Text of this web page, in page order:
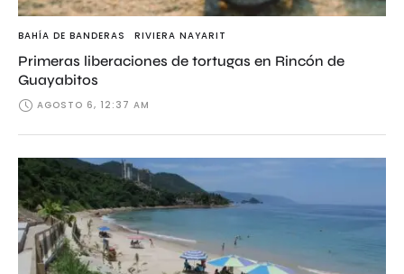
BAHÍA DE BANDERAS RIVIERA NAYARIT
Primeras liberaciones de tortugas en Rincón de
Guayabitos
AGOSTO 6, 12:37 AM